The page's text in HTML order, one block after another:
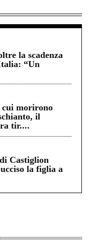
la scadenza
“Un
cui morirono
il
tir....
Castiglion
la figlia a